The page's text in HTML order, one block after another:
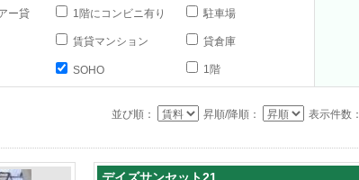
ー貸 1階にコンビニ有り 駐車場
賃貸マンション 貸倉庫
SOHO 1階
並び順： 昇順/降順：
表示件数：